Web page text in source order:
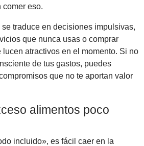
comer eso.
se traduce en decisiones impulsivas,
que nunca usas o comprar
atractivos en el momento. Si no
de tus gastos, puedes
que no te aportan valor
alimentos poco
incluido», es fácil caer en la